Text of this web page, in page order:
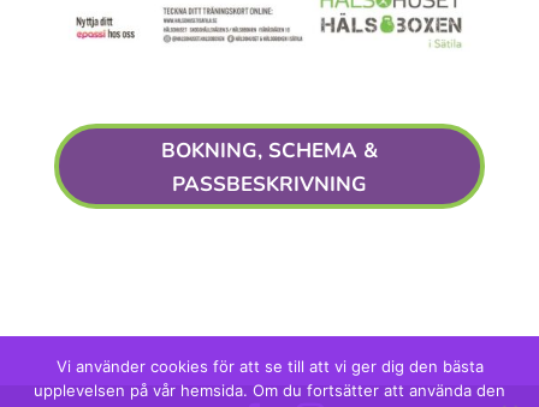
BOKNING, SCHEMA &
PASSBESKRIVNING
Vi använder cookies för att se till att vi ger dig den bästa
upplevelsen på vår hemsida. Om du fortsätter att använda den